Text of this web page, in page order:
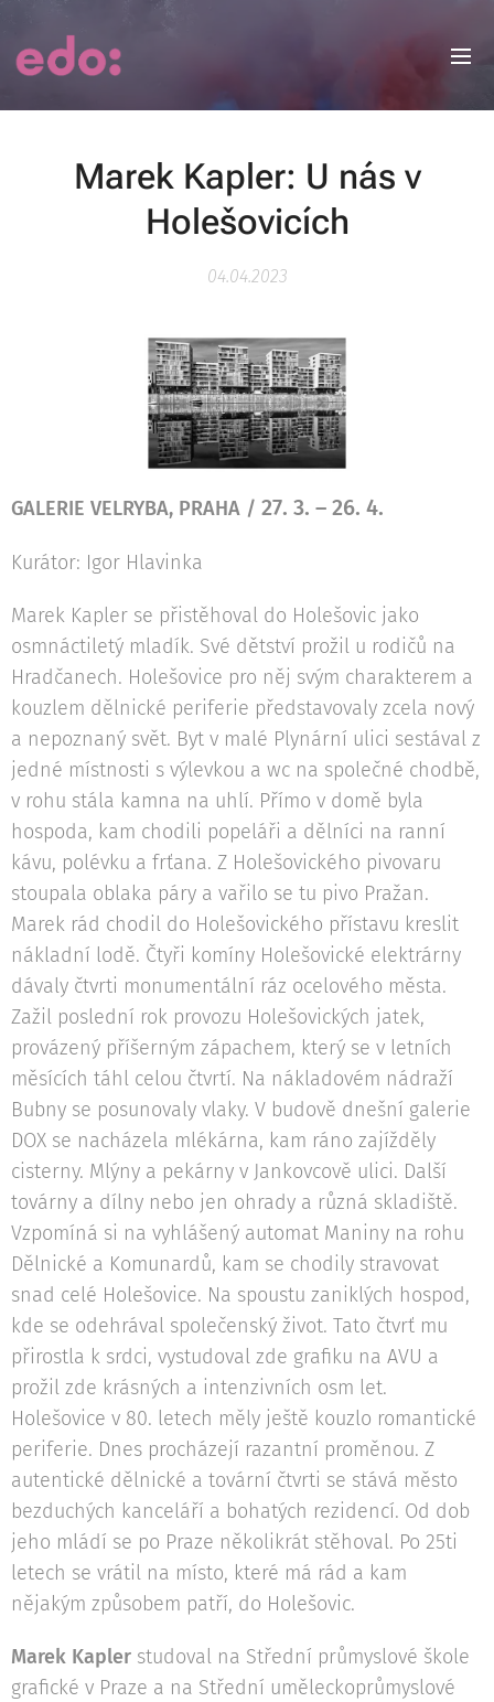
Marek Kapler: U nás v
Holešovicích
04.04.2023
GALERIE VELRYBA, PRAHA / 27. 3. – 26. 4.
Kurátor: Igor Hlavinka
Marek Kapler se přistěhoval do Holešovic jako
osmnáctiletý mladík. Své dětství prožil u rodičů na
Hradčanech. Holešovice pro něj svým charakterem a
kouzlem dělnické periferie představovaly zcela nový
a nepoznaný svět. Byt v malé Plynární ulici sestával z
jedné místnosti s výlevkou a wc na společné chodbě,
v rohu stála kamna na uhlí. Přímo v domě byla
hospoda, kam chodili popeláři a dělníci na ranní
kávu, polévku a frťana. Z Holešovického pivovaru
stoupala oblaka páry a vařilo se tu pivo Pražan.
Marek rád chodil do Holešovického přístavu kreslit
nákladní lodě. Čtyři komíny Holešovické elektrárny
dávaly čtvrti monumentální ráz ocelového města.
Zažil poslední rok provozu Holešovických jatek,
provázený příšerným zápachem, který se v letních
měsících táhl celou čtvrtí. Na nákladovém nádraží
Bubny se posunovaly vlaky. V budově dnešní galerie
DOX se nacházela mlékárna, kam ráno zajížděly
cisterny. Mlýny a pekárny v Jankovcově ulici. Další
továrny a dílny nebo jen ohrady a různá skladiště.
Vzpomíná si na vyhlášený automat Maniny na rohu
Dělnické a Komunardů, kam se chodily stravovat
snad celé Holešovice. Na spoustu zaniklých hospod,
kde se odehrával společenský život. Tato čtvrť mu
přirostla k srdci, vystudoval zde grafiku na AVU a
prožil zde krásných a intenzivních osm let.
Holešovice v 80. letech měly ještě kouzlo romantické
periferie. Dnes procházejí razantní proměnou. Z
autentické dělnické a tovární čtvrti se stává město
bezduchých kanceláří a bohatých rezidencí. Od dob
jeho mládí se po Praze několikrát stěhoval. Po 25ti
letech se vrátil na místo, které má rád a kam
nějakým způsobem patří, do Holešovic.
Marek Kapler studoval na Střední průmyslové škole
grafické v Praze a na Střední uměleckoprůmyslové